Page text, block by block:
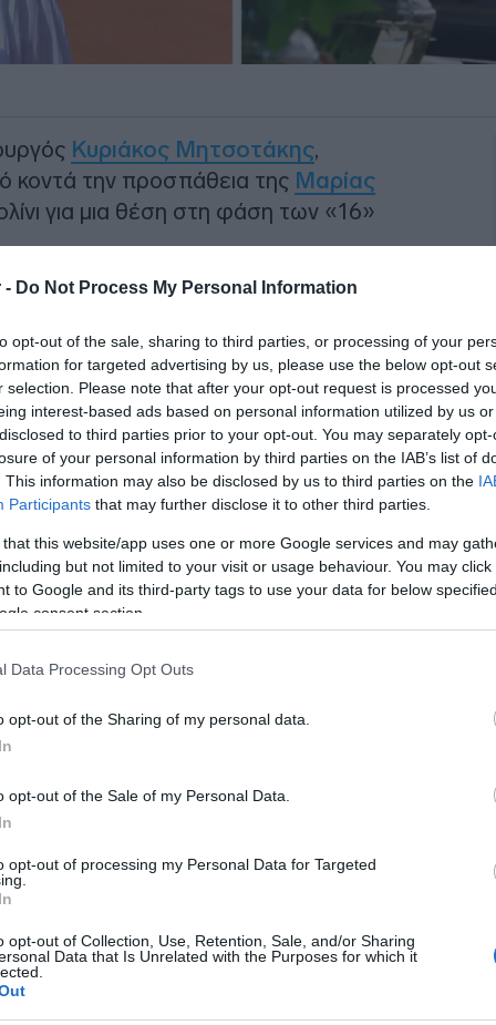
- Do Not Process My Personal Information
opt-out of the sale, sharing to third parties, or processing of your
for targeted advertising by us, please use the below opt-out
selection. Please note that after your opt-out request is processed
interest-based ads based on personal information utilized by us
to third parties prior to your opt-out. You may separately
of your personal information by third parties on the IAB’s list of
This information may also be disclosed by us to third parties on the
Participants that may further disclose it to other third parties.
that this website/app uses one or more Google services and may
but not limited to your visit or usage behaviour. You may
to Google and its third-party tags to use your data for below
consent section.
Data Processing Opt Outs
opt-out of the Sharing of my personal data.
opt-out of the Sale of my Personal Data.
opt-out of processing my Personal Data for Targeted
opt-out of Collection, Use, Retention, Sale, and/or Sharing
Data that Is Unrelated with the Purposes for which it
Κυριάκος Μητσοτάκης,
κοντά την προσπάθεια της Μαρίας
για μια θέση στη φάση των «16»
από τις εξέδρες του All
Ελληνίδα τενίστρια και σύντροφο
την πρώτη της πρόκριση
πρωθυπουργού, Κωνσταντίνος
ο οποίος ακολουθεί συχνά
αγωνιστικές της υποχρεώσεις.
ως προτεινόμενη
στην Google